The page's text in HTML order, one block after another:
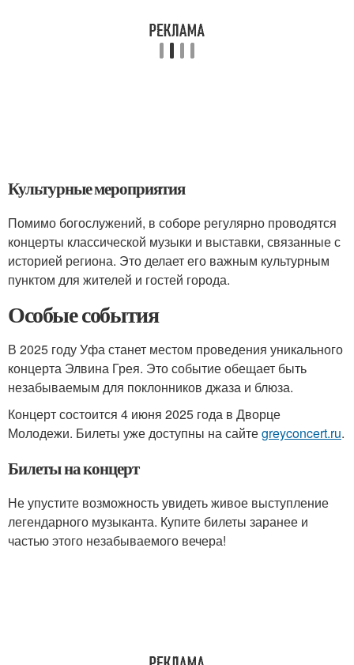
Культурные мероприятия
Помимо богослужений, в соборе регулярно проводятся
концерты классической музыки и выставки, связанные с
историей региона. Это делает его важным культурным
пунктом для жителей и гостей города.
Особые события
В 2025 году Уфа станет местом проведения уникального
концерта Элвина Грея. Это событие обещает быть
незабываемым для поклонников джаза и блюза.
Концерт состоится 4 июня 2025 года в Дворце
Молодежи. Билеты уже доступны на сайтеgreyconcert.ru.
Билеты на концерт
Не упустите возможность увидеть живое выступление
легендарного музыканта. Купите билеты заранее и
частью этого незабываемого вечера!